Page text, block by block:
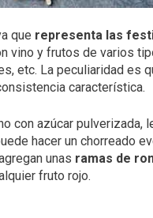
que representa las
vino y frutos de varios
etc. La peculiaridad es
característica.
con azúcar pulverizada,
hacer un chorreado
unas ramas de
fruto rojo.